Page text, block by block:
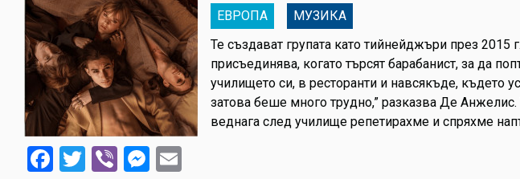
ЕВРОПА
МУЗИКА
Те създават групата като тийнейджъри през
присъединява, когато търсят барабанист, за да
училището си, в ресторанти и навсякъде, където
затова беше много трудно,” разказва Де
веднага след училище репетирахме и спряхме
Facebook
Twitter
ViberMessenger